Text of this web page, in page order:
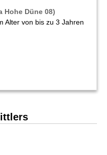
Hohe Düne 08)
Alter von bis zu 3 Jahren